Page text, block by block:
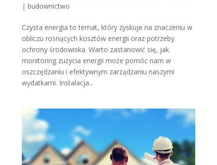
| budownictwo
Czysta energia to temat, który zyskuje na znaczeniu w
obliczu rosnących kosztów energii oraz potrzeby
ochrony środowiska. Warto zastanowić się, jak
monitoring zużycia energii może pomóc nam w
oszczędzaniu i efektywnym zarządzaniu naszymi
wydatkami. Instalacja...